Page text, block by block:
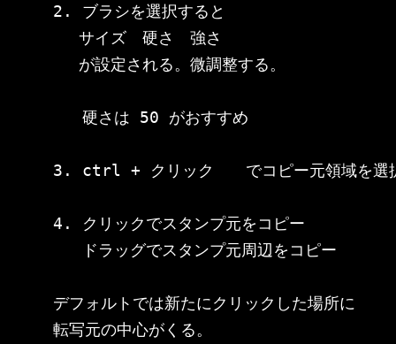
2. ブラシを選択すると
サイズ　硬さ　強さ
が設定される。微調整する。
   硬さは 50 がおすすめ
3. ctrl + クリック　　でコピー元領域を選
4. クリックでスタンプ元をコピー
   ドラッグでスタンプ元周辺をコピー
デフォルトでは新たにクリックした場所に
転写元の中心がくる。